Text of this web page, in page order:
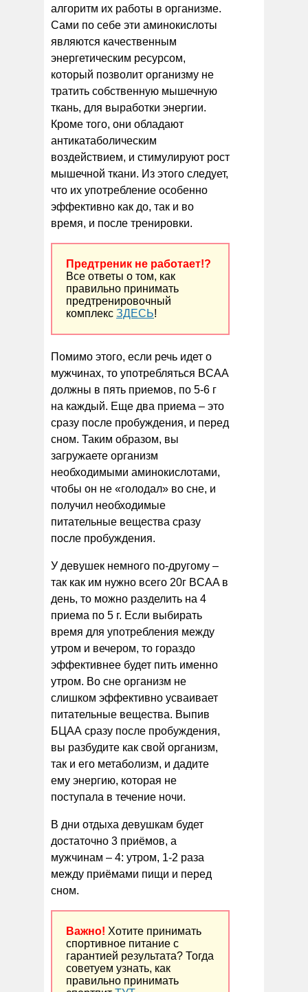
алгоритм их работы в организме.
Сами по себе эти аминокислоты
являются качественным
энергетическим ресурсом,
который позволит организму не
тратить собственную мышечную
ткань, для выработки энергии.
Кроме того, они обладают
антикатаболическим
воздействием, и стимулируют рост
мышечной ткани. Из этого следует,
что их употребление особенно
эффективно как до, так и во
время, и после тренировки.
Предтреник не работает!?
Все ответы о том, как
правильно принимать
предтренировочный
комплекс ЗДЕСЬ!
Помимо этого, если речь идет о
мужчинах, то употребляться BCAA
должны в пять приемов, по 5-6 г
на каждый. Еще два приема – это
сразу после пробуждения, и перед
сном. Таким образом, вы
загружаете организм
необходимыми аминокислотами,
чтобы он не «голодал» во сне, и
получил необходимые
питательные вещества сразу
после пробуждения.
У девушек немного по-другому –
так как им нужно всего 20г BCAA в
день, то можно разделить на 4
приема по 5 г. Если выбирать
время для употребления между
утром и вечером, то гораздо
эффективнее будет пить именно
утром. Во сне организм не
слишком эффективно усваивает
питательные вещества. Выпив
БЦАА сразу после пробуждения,
вы разбудите как свой организм,
так и его метаболизм, и дадите
ему энергию, которая не
поступала в течение ночи.
В дни отдыха девушкам будет
достаточно 3 приёмов, а
мужчинам – 4: утром, 1-2 раза
между приёмами пищи и перед
сном.
Важно! Хотите принимать
спортивное питание с
гарантией результата? Тогда
советуем узнать, как
правильно принимать